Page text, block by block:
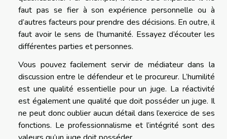
faut pas se fier à son expérience personnelle ou à
d’autres facteurs pour prendre des décisions. En outre, il
faut avoir le sens de l’humanité. Essayez d’écouter les
différentes parties et personnes.
Vous pouvez facilement servir de médiateur dans la
discussion entre le défendeur et le procureur. L’humilité
est une qualité essentielle pour un juge. La réactivité
est également une qualité que doit posséder un juge. Il
ne peut donc oublier aucun détail dans l’exercice de ses
fonctions. Le professionnalisme et l’intégrité sont des